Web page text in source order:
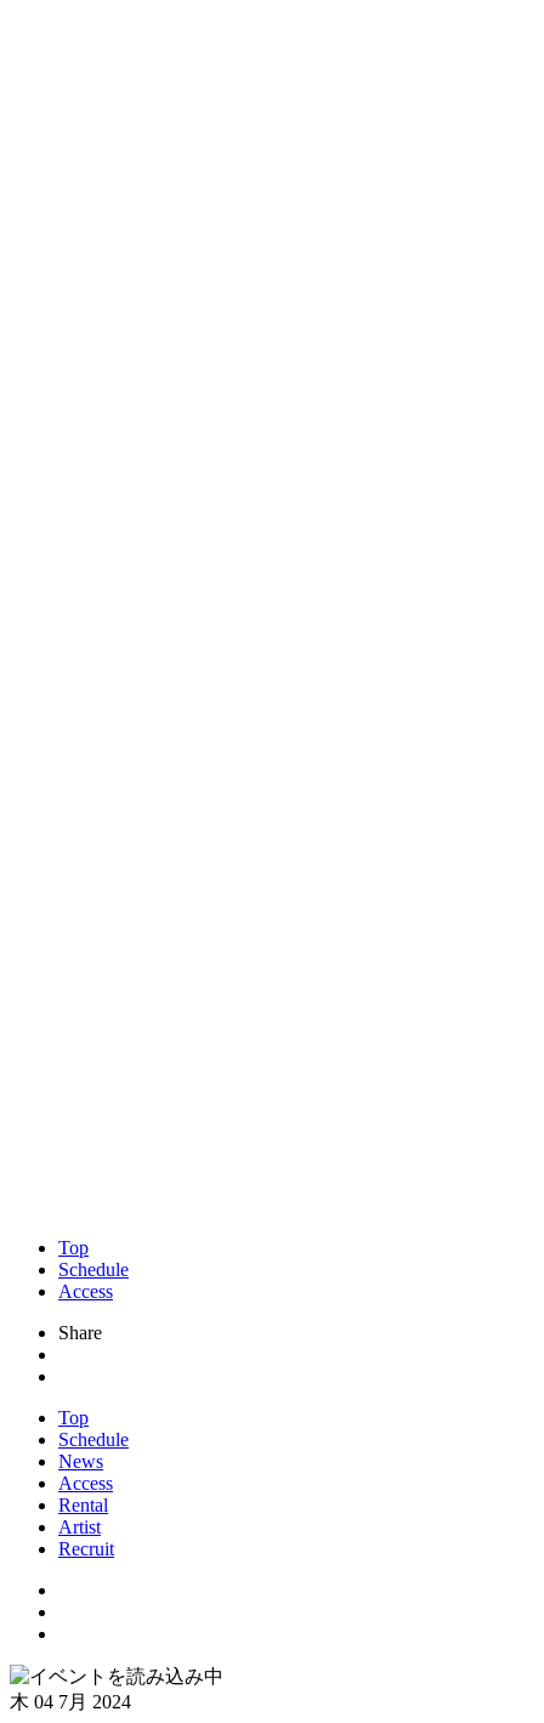
Top
Schedule
Access
Share
Top
Schedule
News
Access
Rental
Artist
Recruit
木 04 7月 2024